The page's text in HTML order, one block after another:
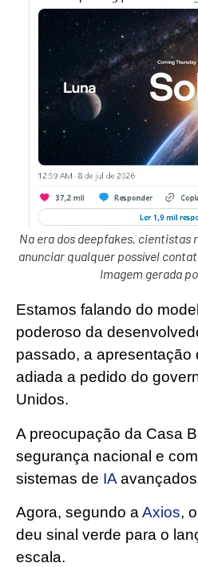
Na era dos deepfakes, cientistas
anunciar qualquer possível
Imagem gerada
Estamos falando do
poderoso da
passado, a apresentação
adiada a pedido do
Unidos.
A preocupação da Casa
segurança nacional e
sistemas de IA
Agora, segundo a Axios,
deu sinal verde para o
escala.